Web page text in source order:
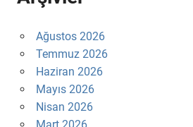
Ağustos 2026
Temmuz 2026
Haziran 2026
Mayıs 2026
Nisan 2026